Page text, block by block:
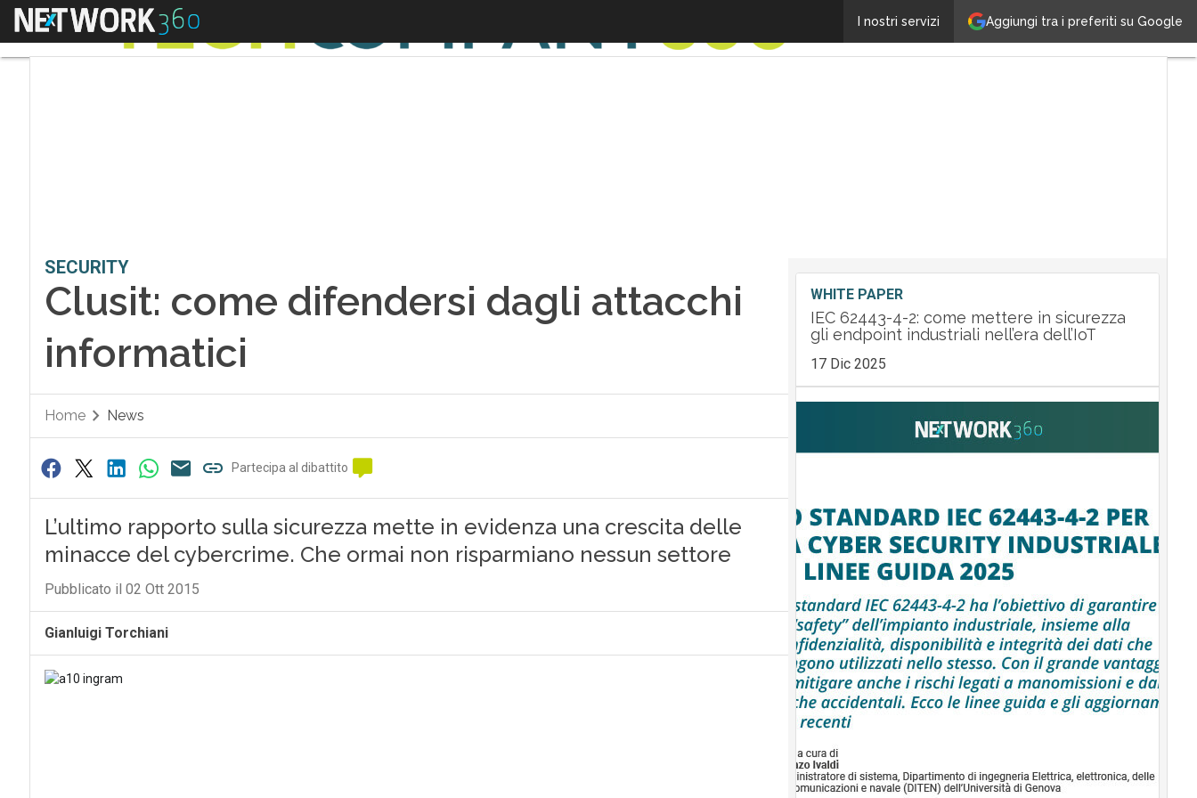
Aggiungi tra i preferiti su Google
I nostri servizi
Menu Clusit: come difendersi dagli attacchi informaticiUltimi
articoli
Tech
SECURITY
Clusit: come difendersi dagli attacchi
informatici
Home News
Partecipa al dibattito
L’ultimo rapporto sulla sicurezza mette in evidenza una crescita delle
minacce del cybercrime. Che ormai non risparmiano nessun settore
Pubblicato il 02 Ott 2015
Gianluigi Torchiani
WHITE PAPER
IEC 62443-4-2: come mettere in sicurezza
gli endpoint industriali nell’era dell’IoT
17 Dic 2025